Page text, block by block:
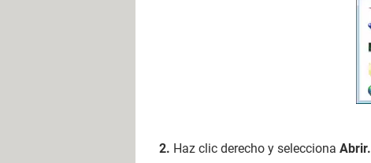
Haz clic derecho y selecciona Abrir.